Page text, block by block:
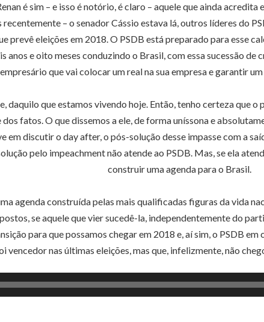
é sim – e isso é notório, é claro – aquele que ainda
– o senador Cássio estava lá, outros líderes do
prevê eleições em 2018. O PSDB está preparado para esse
anos e oito meses conduzindo o Brasil, com essa sucessão
que vai colocar um real na sua empresa e garantir
que estamos vivendo hoje. Então, tenho certeza que
fatos. O que dissemos a ele, de forma uníssona e
discutir o day after, o pós-solução desse impasse com a
pelo impeachment não atende ao PSDB. Mas, se ela
construir uma agenda para o Brasil.
agenda construída pelas mais qualificadas figuras da vida
se aquele que vier sucedê-la, independentemente do
para que possamos chegar em 2018 e, aí sim, o PSDB
vencedor nas últimas eleições, mas que, infelizmente, não